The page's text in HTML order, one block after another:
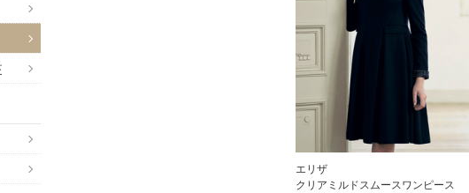
エリザ
クリアミルドスムースワンピース